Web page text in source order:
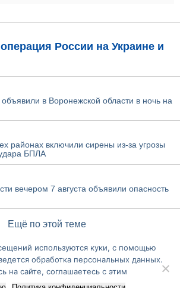
России на Украине и
в Воронежской области в ночь на
районах включили сирены из-за угрозы
БПЛА
вечером 7 августа объявили опасность
Ещё по этой теме
версию сайта
используются куки, с помощью
обработка персональных данных.
на сайте, соглашаетесь с этим